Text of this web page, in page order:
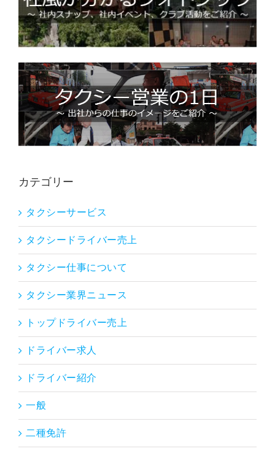
カテゴリー
タクシーサービス
タクシードライバー売上
タクシー仕事について
タクシー業界ニュース
トップドライバー売上
ドライバー求人
ドライバー紹介
一般
二種免許